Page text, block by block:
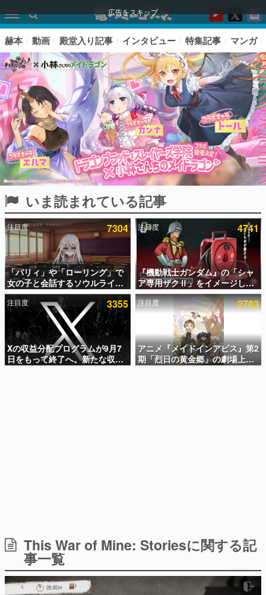
広告をスキップ
ピックアップ
電ファミのいま読まれている記事ランキング
アプリセール情報
インタビュー
連載・特集一覧
殿堂入り記事
SNS拡散数が数千以上！ ページビュー数万以上！ などな
ど。多くの人々に読まれた、電ファミ渾身の“殿堂入り”記
事をまとめました。
日本のコンテンツ産業やカルチャーに与えた影響を探る企
画です。
日本モバイルゲーム産業史
日本のモバイルゲーム史における主要なトピック・タイト
ルを網羅するほか、開発者へのインタビューや識者による
赫本 動画 殿堂入り記事 インタビュー 特集記事 マンガ
いま読まれている記事
注目度 7304
「パリィ」や「ローリング」で
女の子と会話するソウルライク
恋愛ゲーム『小早川さんはソウ
ルライク』無料公開。返事に失
敗すると「YOU DIED」
注目度 4741
『機動戦士ガンダム』の「シャ
ア専用ザクⅡ」をイメージした
散水ホースリールが予約開始。
本体にはシャアのパーソナルマ
ークやジオン公国軍のエンブレ
ム、型式番号などを配置
注目度 3355
Xの収益分配プログラムが9月7
日をもって終了へ。新たな収益
化制度「Original Content
注目度 2783
アニメ『メイドインアビス』第2
期「烈日の黄金郷」の劇場上映
が決定！レグ役・伊瀬茉莉也さ
This War of Mine: Storiesに関する記
事一覧